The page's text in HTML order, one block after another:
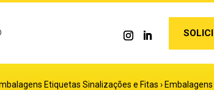
Etiquetas Sinalizações e Fitas › Embalagens